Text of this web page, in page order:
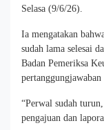
Selasa (9/6/26).
Ia mengatakan
sudah lama selesai
Badan Pemeriksa
pertanggungjawaban
“Perwal sudah
pengajuan dan